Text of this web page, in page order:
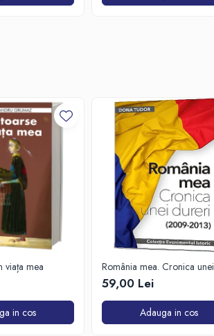
viața mea
in cos
România mea. Cronica unei
dureri (2009-2013)
59,00 Lei
Adauga in cos